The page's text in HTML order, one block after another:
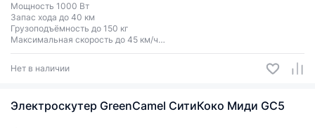
Мощность 1000 Вт
Запас хода до 40 км
Грузоподъёмность до 150 кг
Максимальная скорость до 45 км/ч
Двухместный
Нет в наличии
Электроскутер GreenCamel СитиКоко Mиди GC5